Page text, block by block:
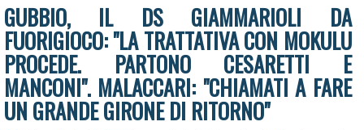
GUBBIO, IL DS GIAMMARIOLI DA
FUORIGIOCO: "LA TRATTATIVA CON MOKULU
PROCEDE. PARTONO CESARETTI E
MANCONI". MALACCARI: "CHIAMATI A FARE
UN GRANDE GIRONE DI RITORNO"